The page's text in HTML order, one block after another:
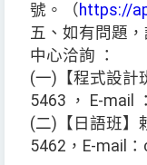
號。（ https://
五、如有問題
中心洽詢 ：
(一)【程式設計
5463 ， E-mail
(二)【日語班】
5462，E-mail